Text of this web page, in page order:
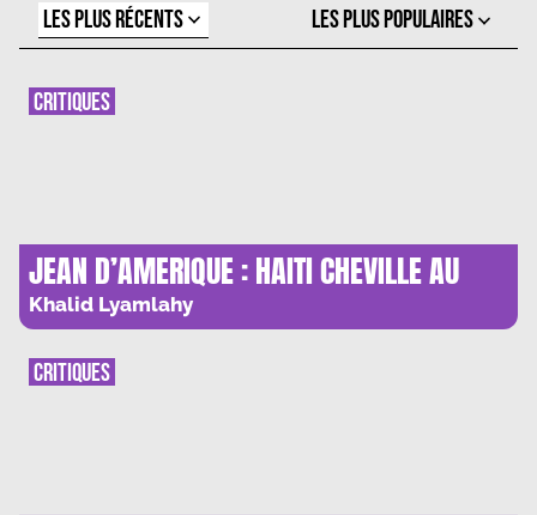
LES PLUS RÉCENTS
LES PLUS POPULAIRES
JEAN D’AMERIQUE : HAITI CHEVILLE AU
POEME
Khalid Lyamlahy
CRITIQUES
CRITIQUES